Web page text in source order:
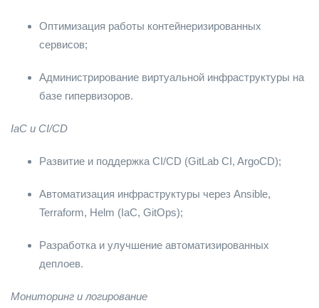
Оптимизация работы контейнеризированных
сервисов;
Администрирование виртуальной инфраструктуры на
базе гипервизоров.
IaC и CI/CD
Развитие и поддержка CI/CD (GitLab CI, ArgoCD);
Автоматизация инфраструктуры через Ansible,
Terraform, Helm (IaC, GitOps);
Разработка и улучшение автоматизированных
деплоев.
Мониторинг и логирование